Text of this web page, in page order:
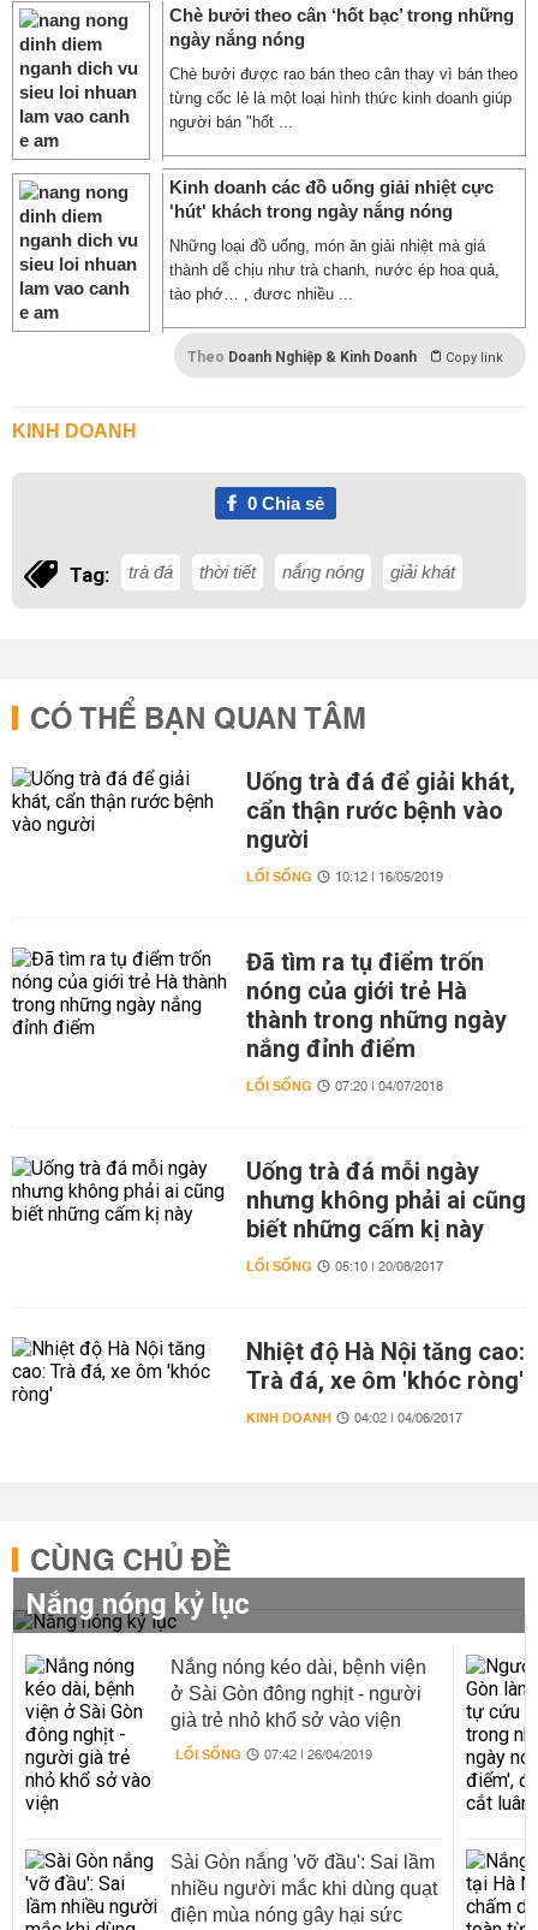
Chè bưởi theo cân ‘hốt bạc’ trong những
ngày nắng nóng
Chè bưởi được rao bán theo cân thay vì bán theo
từng cốc lẻ là một loại hình thức kinh doanh giúp
người bán "hốt ...
Kinh doanh các đồ uống giải nhiệt cực
'hút' khách trong ngày nắng nóng
Những loại đồ uống, món ăn giải nhiệt mà giá
thành dễ chịu như trà chanh, nước ép hoa quả,
tào phớ… , đươc nhiều ...
Theo Doanh Nghiệp & Kinh Doanh Copy link
KINH DOANH
0Chia sẻ
Tag: trà đá thời tiết nắng nóng giải khát
CÓ THỂ BẠN QUAN TÂM
Uống trà đá để giải khát,
cẩn thận rước bệnh vào
người
LỐI SỐNG 10:12 | 16/05/2019
Đã tìm ra tụ điểm trốn
nóng của giới trẻ Hà
thành trong những ngày
nắng đỉnh điểm
LỐI SỐNG 07:20 | 04/07/2018
Uống trà đá mỗi ngày
nhưng không phải ai cũng
biết những cấm kị này
LỐI SỐNG 05:10 | 20/08/2017
Nhiệt độ Hà Nội tăng cao:
Trà đá, xe ôm 'khóc ròng'
KINH DOANH 04:02 | 04/06/2017
CÙNG CHỦ ĐỀ
Nắng nóng kỷ lục
Nắng nóng kéo dài, bệnh viện
ở Sài Gòn đông nghịt - người
già trẻ nhỏ khổ sở vào viện
LỐI SỐNG 07:42 | 26/04/2019
Sài Gòn nắng 'vỡ đầu': Sai lầm
nhiều người mắc khi dùng quạt
điện mùa nóng gây hại sức